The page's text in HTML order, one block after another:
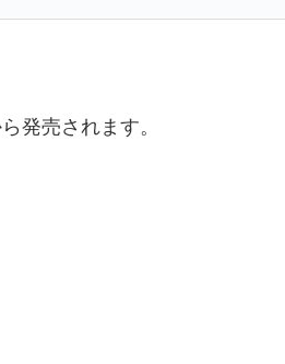
発売されます。